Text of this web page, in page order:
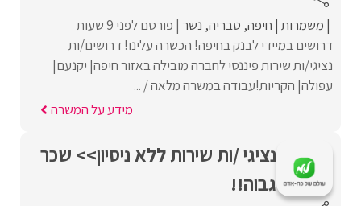
משמרות חיפה טבריה נשר פורסם לפני 9 שעות
דרושים במיידי לבנק בחיפה! הכשרה עלינו! דרושים/ות
נציגי/ות שירות פיננסי לחברה מובילה באזור חיפה| יקנעם|
עפולה| הקריות!עבודה במשרה מלאה / ...
מידע על המשרה
נציגי /ות שירות ללא ניסיון>> שכר
גבוה!!